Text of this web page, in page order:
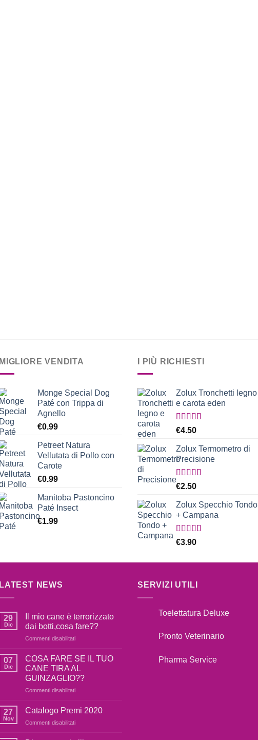
MIGLIORE VENDITA
Monge Special Dog
Paté con Trippa di
Agnello
€0.99
Petreet Natura
Vellutata di Pollo con
Carote
€0.99
Manitoba Pastoncino
Paté Insect
€1.99
I PIÙ RICHIESTI
Zolux Tronchetti legno
e carota eden
Valutato
€4.50
Zolux Termometro di
Precisione
Valutato
€2.50
Zolux Specchio Tondo
+ Campana
Valutato
€3.90
LATEST NEWS
29
Dic
Il mio cane è terrorizzato
dai botti,cosa fare??
Commenti disabilitatisu
mio
cane
è
terrorizzato
dai
fare??
07
Dic
COSA FARE SE IL TUO
CANE TIRA AL
GUINZAGLIO??
Commenti disabilitatisu
FARE
IL
27
Nov
Catalogo Premi 2020
Commenti disabilitatisu
SERVIZI UTILI
Toelettatura Deluxe
Pronto Veterinario
Pharma Service